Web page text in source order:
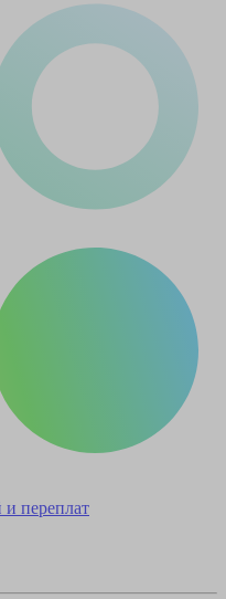
и переплат